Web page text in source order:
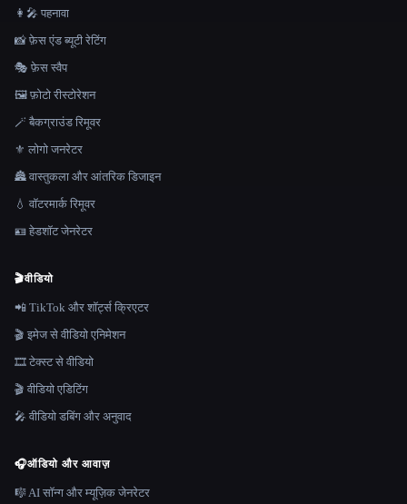
👩‍🎤 पहनावा
📸 फ़ेस एंड ब्यूटी रेटिंग
🎭 फ़ेस स्वैप
🖼️ फ़ोटो रीस्टोरेशन
🪄 बैकग्राउंड रिमूवर
⚜️ लोगो जनरेटर
🏯 वास्तुकला और आंतरिक डिजाइन
💧 वॉटरमार्क रिमूवर
🪪 हेडशॉट जेनरेटर
🎬वीडियो
📲 TikTok और शॉर्ट्स क्रिएटर
🎬 इमेज से वीडियो एनिमेशन
🎞️ टेक्स्ट से वीडियो
🎬 वीडियो एडिटिंग
🎤 वीडियो डबिंग और अनुवाद
🎧ऑडियो और आवाज़
🎼 AI सॉन्ग और म्यूज़िक जेनरेटर